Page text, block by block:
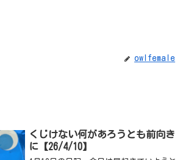
owlfemale
くじけない何があろうとも前向き
に【26/4/10】